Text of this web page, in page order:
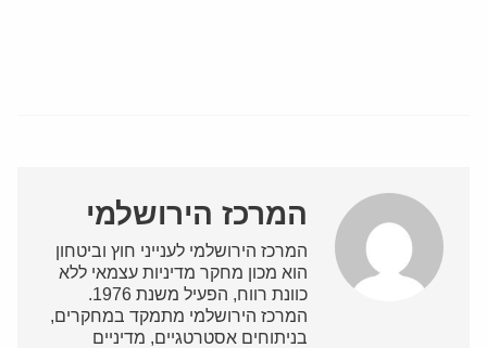
המרכז הירושלמי
המרכז הירושלמי לענייני חוץ וביטחון
הוא מכון מחקר מדיניות עצמאי ללא
כוונת רווח, הפעיל משנת 1976.
המרכז הירושלמי מתמקד במחקרים,
בניתוחים אסטרטגיים, מדיניים